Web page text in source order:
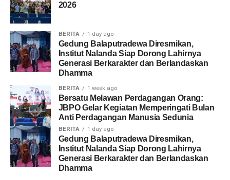
2026
BERITA 1 day ago
Gedung Balaputradewa Diresmikan,
Institut Nalanda Siap Dorong Lahirnya
Generasi Berkarakter dan Berlandaskan
Dhamma
BERITA 1 week ago
Bersatu Melawan Perdagangan Orang:
JBPO Gelar Kegiatan Memperingati Bulan
Anti Perdagangan Manusia Sedunia
BERITA 1 day ago
Gedung Balaputradewa Diresmikan,
Institut Nalanda Siap Dorong Lahirnya
Generasi Berkarakter dan Berlandaskan
Dhamma